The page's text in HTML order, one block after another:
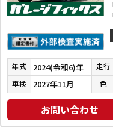
年式 2024(令和6)年 走行
車検 2027年11月 色
お問い合わせ